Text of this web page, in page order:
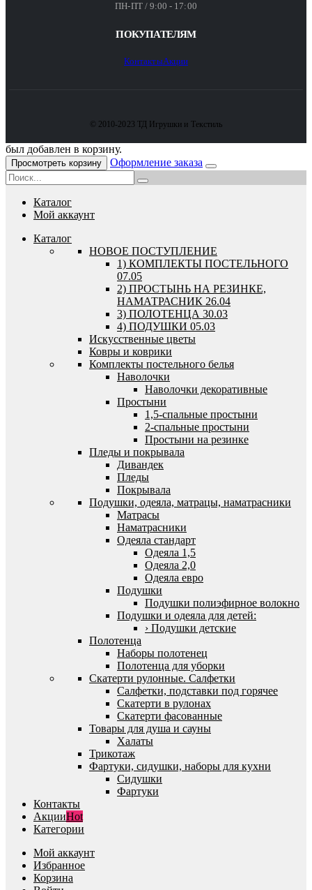
ПН-ПТ / 9:00 - 17:00
ПОКУПАТЕЛЯМ
КонтактыАкции
© 2010-2023 ТД Игрушки и Текстиль
был добавлен в корзину.
Просмотреть корзину Оформление заказа
Каталог
Мой аккаунт
Каталог
HОВОЕ ПОСТУПЛЕНИЕ
1) КОМПЛЕКТЫ ПОСТЕЛЬНОГО
07.05
2) ПРОСТЫНЬ НА РЕЗИНКЕ,
НАМАТРАСНИК 26.04
3) ПОЛОТЕНЦА 30.03
4) ПОДУШКИ 05.03
Искусственные цветы
Ковры и коврики
Комплекты постельного белья
Наволочки
Наволочки декоративные
Простыни
1,5-спальные простыни
2-спальные простыни
Простыни на резинке
Пледы и покрывала
Дивандек
Пледы
Покрывала
Подушки, одеяла, матрацы, наматрасники
Матрасы
Наматрасники
Одеяла стандарт
Одеяла 1,5
Одеяла 2,0
Одеяла евро
Подушки
Подушки полиэфирное волокно
Подушки и одеяла для детей:
› Подушки детские
Полотенца
Наборы полотенец
Полотенца для уборки
Скатерти рулонные. Салфетки
Салфетки, подставки под горячее
Скатерти в рулонах
Скатерти фасованные
Товары для душа и сауны
Халаты
Трикотаж
Фартуки, сидушки, наборы для кухни
Сидушки
Фартуки
Контакты
АкцииHot
Категории
Мой аккаунт
Избранное
Корзина